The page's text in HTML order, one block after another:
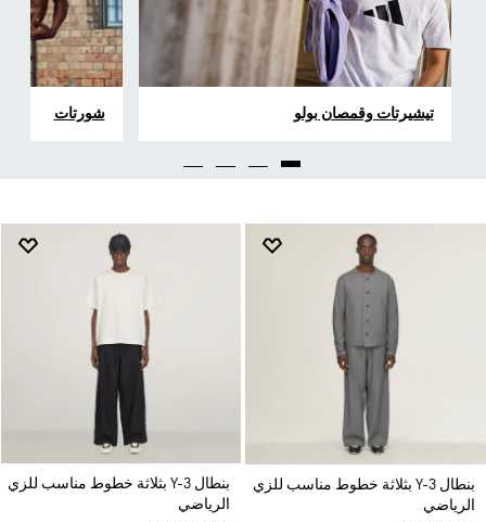
تيشيرتات وقمصان بولو شورتات
بنطال Y-3 بثلاثة خطوط مناسب للزي
الرياضي
بنطال Y-3 بثلاثة خطوط مناسب للزي
الرياضي